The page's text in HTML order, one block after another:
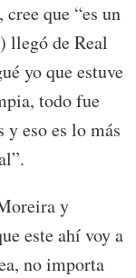
que “es un
llegó de Real
yo que estuve
todo fue
eso es lo más
y
este ahí voy a
no importa